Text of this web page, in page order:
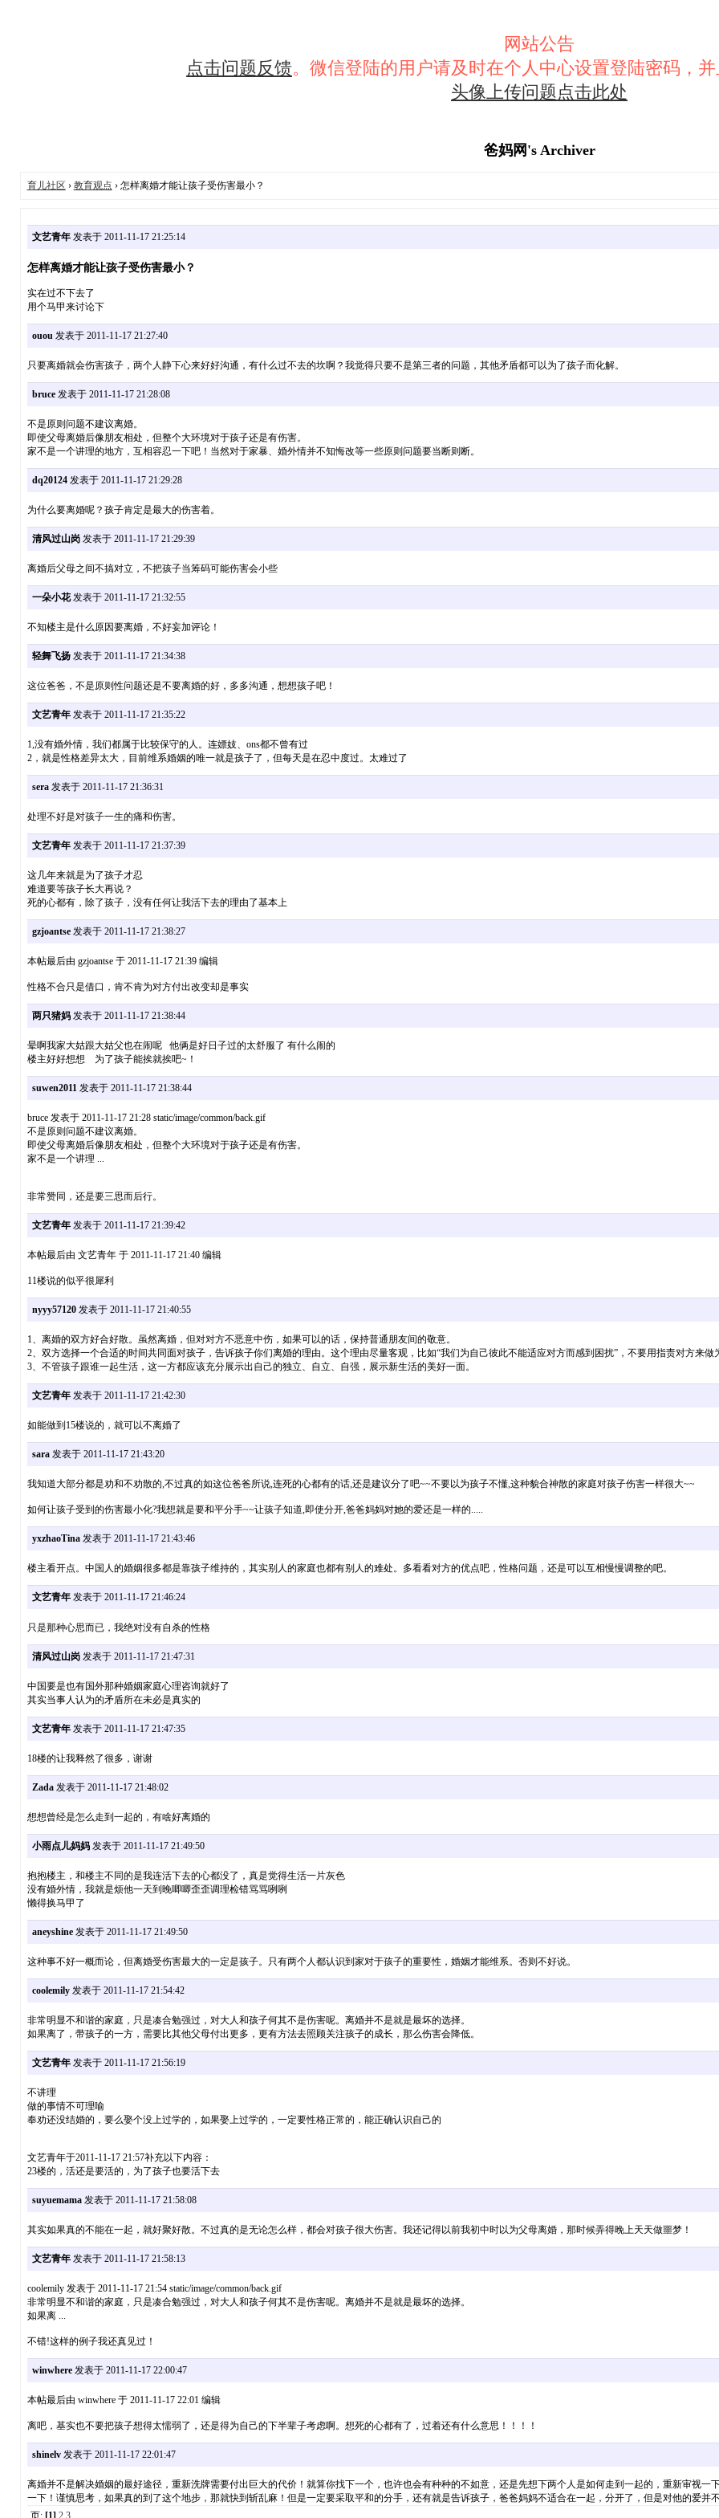
网站公告
点击问题反馈。微信登陆的用户请及时在个人中心设置登陆密码，并
头像上传问题点击此处
爸妈网's Archiver
育儿社区› 教育观点 › 怎样离婚才能让孩子受伤害最小？
文艺青年发表于 2011-11-17 21:25:14
怎样离婚才能让孩子受伤害最小？
实在过不下去了
用个马甲来讨论下
ouou发表于 2011-11-17 21:27:40
只要离婚就会伤害孩子，两个人静下心来好好沟通，有什么过不去的坎啊？我觉得只要不是第三者的问题，其他矛盾都可以为了孩子而化解。
bruce发表于 2011-11-17 21:28:08
不是原则问题不建议离婚。
即使父母离婚后像朋友相处，但整个大环境对于孩子还是有伤害。
家不是一个讲理的地方，互相容忍一下吧！当然对于家暴、婚外情并不知悔改等一些原则问题要当断则断。
dq20124发表于 2011-11-17 21:29:28
为什么要离婚呢？孩子肯定是最大的伤害着。
清风过山岗发表于 2011-11-17 21:29:39
离婚后父母之间不搞对立，不把孩子当筹码可能伤害会小些
一朵小花发表于 2011-11-17 21:32:55
不知楼主是什么原因要离婚，不好妄加评论！
轻舞飞扬发表于 2011-11-17 21:34:38
这位爸爸，不是原则性问题还是不要离婚的好，多多沟通，想想孩子吧！
文艺青年发表于 2011-11-17 21:35:22
1,没有婚外情，我们都属于比较保守的人。连嫖妓、ons都不曾有过
2，就是性格差异太大，目前维系婚姻的唯一就是孩子了，但每天是在忍中度过。太难过了
sera发表于 2011-11-17 21:36:31
处理不好是对孩子一生的痛和伤害。
文艺青年发表于 2011-11-17 21:37:39
这几年来就是为了孩子才忍
难道要等孩子长大再说？
死的心都有，除了孩子，没有任何让我活下去的理由了基本上
gzjoantse发表于 2011-11-17 21:38:27
本帖最后由 gzjoantse 于 2011-11-17 21:39 编辑
性格不合只是借口，肯不肯为对方付出改变却是事实
两只猪妈发表于 2011-11-17 21:38:44
晕啊我家大姑跟大姑父也在闹呢 他俩是好日子过的太舒服了 有什么闹的
楼主好好想想 为了孩子能挨就挨吧~！
suwen2011发表于 2011-11-17 21:38:44
bruce 发表于 2011-11-17 21:28 static/image/common/back.gif
不是原则问题不建议离婚。
即使父母离婚后像朋友相处，但整个大环境对于孩子还是有伤害。
家不是一个讲理 ...
非常赞同，还是要三思而后行。
文艺青年发表于 2011-11-17 21:39:42
本帖最后由 文艺青年 于 2011-11-17 21:40 编辑
11楼说的似乎很犀利
nyyy57120发表于 2011-11-17 21:40:55
1、离婚的双方好合好散。虽然离婚，但对对方不恶意中伤，如果可以的话，保持普通朋友间的敬意。
2、双方选择一个合适的时间共同面对孩子，告诉孩子你们离婚的理由。这个理由尽量客观，比如“我们为自己彼此不能适应对方而感到困扰”，不要用指责对方来做
3、不管孩子跟谁一起生活，这一方都应该充分展示出自己的独立、自立、自强，展示新生活的美好一面。
文艺青年发表于 2011-11-17 21:42:30
如能做到15楼说的，就可以不离婚了
sara发表于 2011-11-17 21:43:20
我知道大部分都是劝和不劝散的,不过真的如这位爸爸所说,连死的心都有的话,还是建议分了吧~~不要以为孩子不懂,这种貌合神散的家庭对孩子伤害一样很大~~
如何让孩子受到的伤害最小化?我想就是要和平分手~~让孩子知道,即使分开,爸爸妈妈对她的爱还是一样的.....
yxzhaoTina发表于 2011-11-17 21:43:46
楼主看开点。中国人的婚姻很多都是靠孩子维持的，其实别人的家庭也都有别人的难处。多看看对方的优点吧，性格问题，还是可以互相慢慢调整的吧。
文艺青年发表于 2011-11-17 21:46:24
只是那种心思而已，我绝对没有自杀的性格
清风过山岗发表于 2011-11-17 21:47:31
中国要是也有国外那种婚姻家庭心理咨询就好了
其实当事人认为的矛盾所在未必是真实的
文艺青年发表于 2011-11-17 21:47:35
18楼的让我释然了很多，谢谢
Zada发表于 2011-11-17 21:48:02
想想曾经是怎么走到一起的，有啥好离婚的
小雨点儿妈妈发表于 2011-11-17 21:49:50
抱抱楼主，和楼主不同的是我连活下去的心都没了，真是觉得生活一片灰色
没有婚外情，我就是烦他一天到晚唧唧歪歪调理检错骂骂咧咧
懒得换马甲了
aneyshine发表于 2011-11-17 21:49:50
这种事不好一概而论，但离婚受伤害最大的一定是孩子。只有两个人都认识到家对于孩子的重要性，婚姻才能维系。否则不好说。
coolemily发表于 2011-11-17 21:54:42
非常明显不和谐的家庭，只是凑合勉强过，对大人和孩子何其不是伤害呢。离婚并不是就是最坏的选择。
如果离了，带孩子的一方，需要比其他父母付出更多，更有方法去照顾关注孩子的成长，那么伤害会降低。
文艺青年发表于 2011-11-17 21:56:19
不讲理
做的事情不可理喻
奉劝还没结婚的，要么娶个没上过学的，如果娶上过学的，一定要性格正常的，能正确认识自己的
文艺青年于2011-11-17 21:57补充以下内容：
23楼的，活还是要活的，为了孩子也要活下去
suyuemama发表于 2011-11-17 21:58:08
其实如果真的不能在一起，就好聚好散。不过真的是无论怎么样，都会对孩子很大伤害。我还记得以前我初中时以为父母离婚，那时候弄得晚上天天做噩梦！
文艺青年发表于 2011-11-17 21:58:13
coolemily 发表于 2011-11-17 21:54 static/image/common/back.gif
非常明显不和谐的家庭，只是凑合勉强过，对大人和孩子何其不是伤害呢。离婚并不是就是最坏的选择。
如果离 ...
不错!这样的例子我还真见过！
winwhere发表于 2011-11-17 22:00:47
本帖最后由 winwhere 于 2011-11-17 22:01 编辑
离吧，基实也不要把孩子想得太懦弱了，还是得为自己的下半辈子考虑啊。想死的心都有了，过着还有什么意思！！！！
shinelv发表于 2011-11-17 22:01:47
离婚并不是解决婚姻的最好途径，重新洗牌需要付出巨大的代价！就算你找下一个，也许也会有种种的不如意，还是先想下两个人是如何走到一起的，重新审视
一下！谨慎思考，如果真的到了这个地步，那就快到斩乱麻！但是一定要采取平和的分手，还有就是告诉孩子，爸爸妈妈不适合在一起，分开了，但是对他的爱并不
页: [1] 2 3